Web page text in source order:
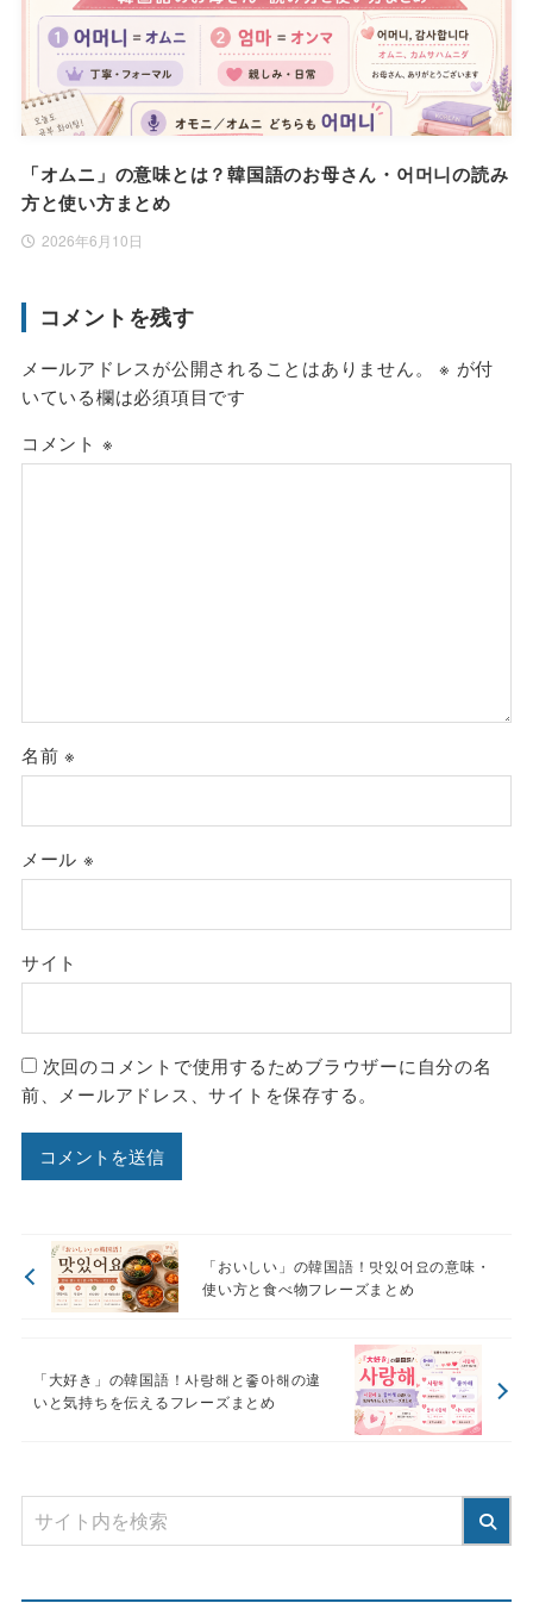
「オムニ」の意味とは？韓国語のお母さん・어머니の読み
方と使い方まとめ
2026年6月10日
コメントを残す
メールアドレスが公開されることはありません。 ※ が付
いている欄は必須項目です
コメント ※
名前※
メール ※
サイト
次回のコメントで使用するためブラウザーに自分の名
前、メールアドレス、サイトを保存する。
「おいしい」の韓国語！맛있어요の意味・
使い方と食べ物フレーズまとめ
「大好き」の韓国語！사랑해と좋아해の違
いと気持ちを伝えるフレーズまとめ